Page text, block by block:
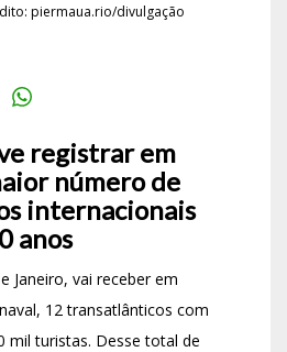
piermaua.rio/divulgação
registrar em
número de
internacionais
anos
Janeiro, vai receber em
12 transatlânticos com
mil turistas. Desse total de